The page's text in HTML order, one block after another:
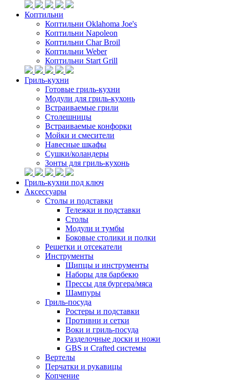
Коптильни
Коптильни Oklahoma Joe's
Коптильни Napoleon
Коптильни Char Broil
Коптильни Weber
Коптильни Start Grill
Гриль-кухни
Готовые гриль-кухни
Модули для гриль-кухонь
Встраиваемые грили
Столешницы
Встраиваемые конфорки
Мойки и смесители
Навесные шкафы
Сушки/коландеры
Зонты для гриль-кухонь
Гриль-кухни под ключ
Аксессуары
Столы и подставки
Тележки и подставки
Столы
Модули и тумбы
Боковые столики и полки
Решетки и отсекатели
Инструменты
Щипцы и инструменты
Наборы для барбекю
Прессы для бургера/мяса
Шампуры
Гриль-посуда
Ростеры и подставки
Противни и сетки
Воки и гриль-посуда
Разделочные доски и ножи
GBS и Crafted системы
Вертелы
Перчатки и рукавицы
Копчение